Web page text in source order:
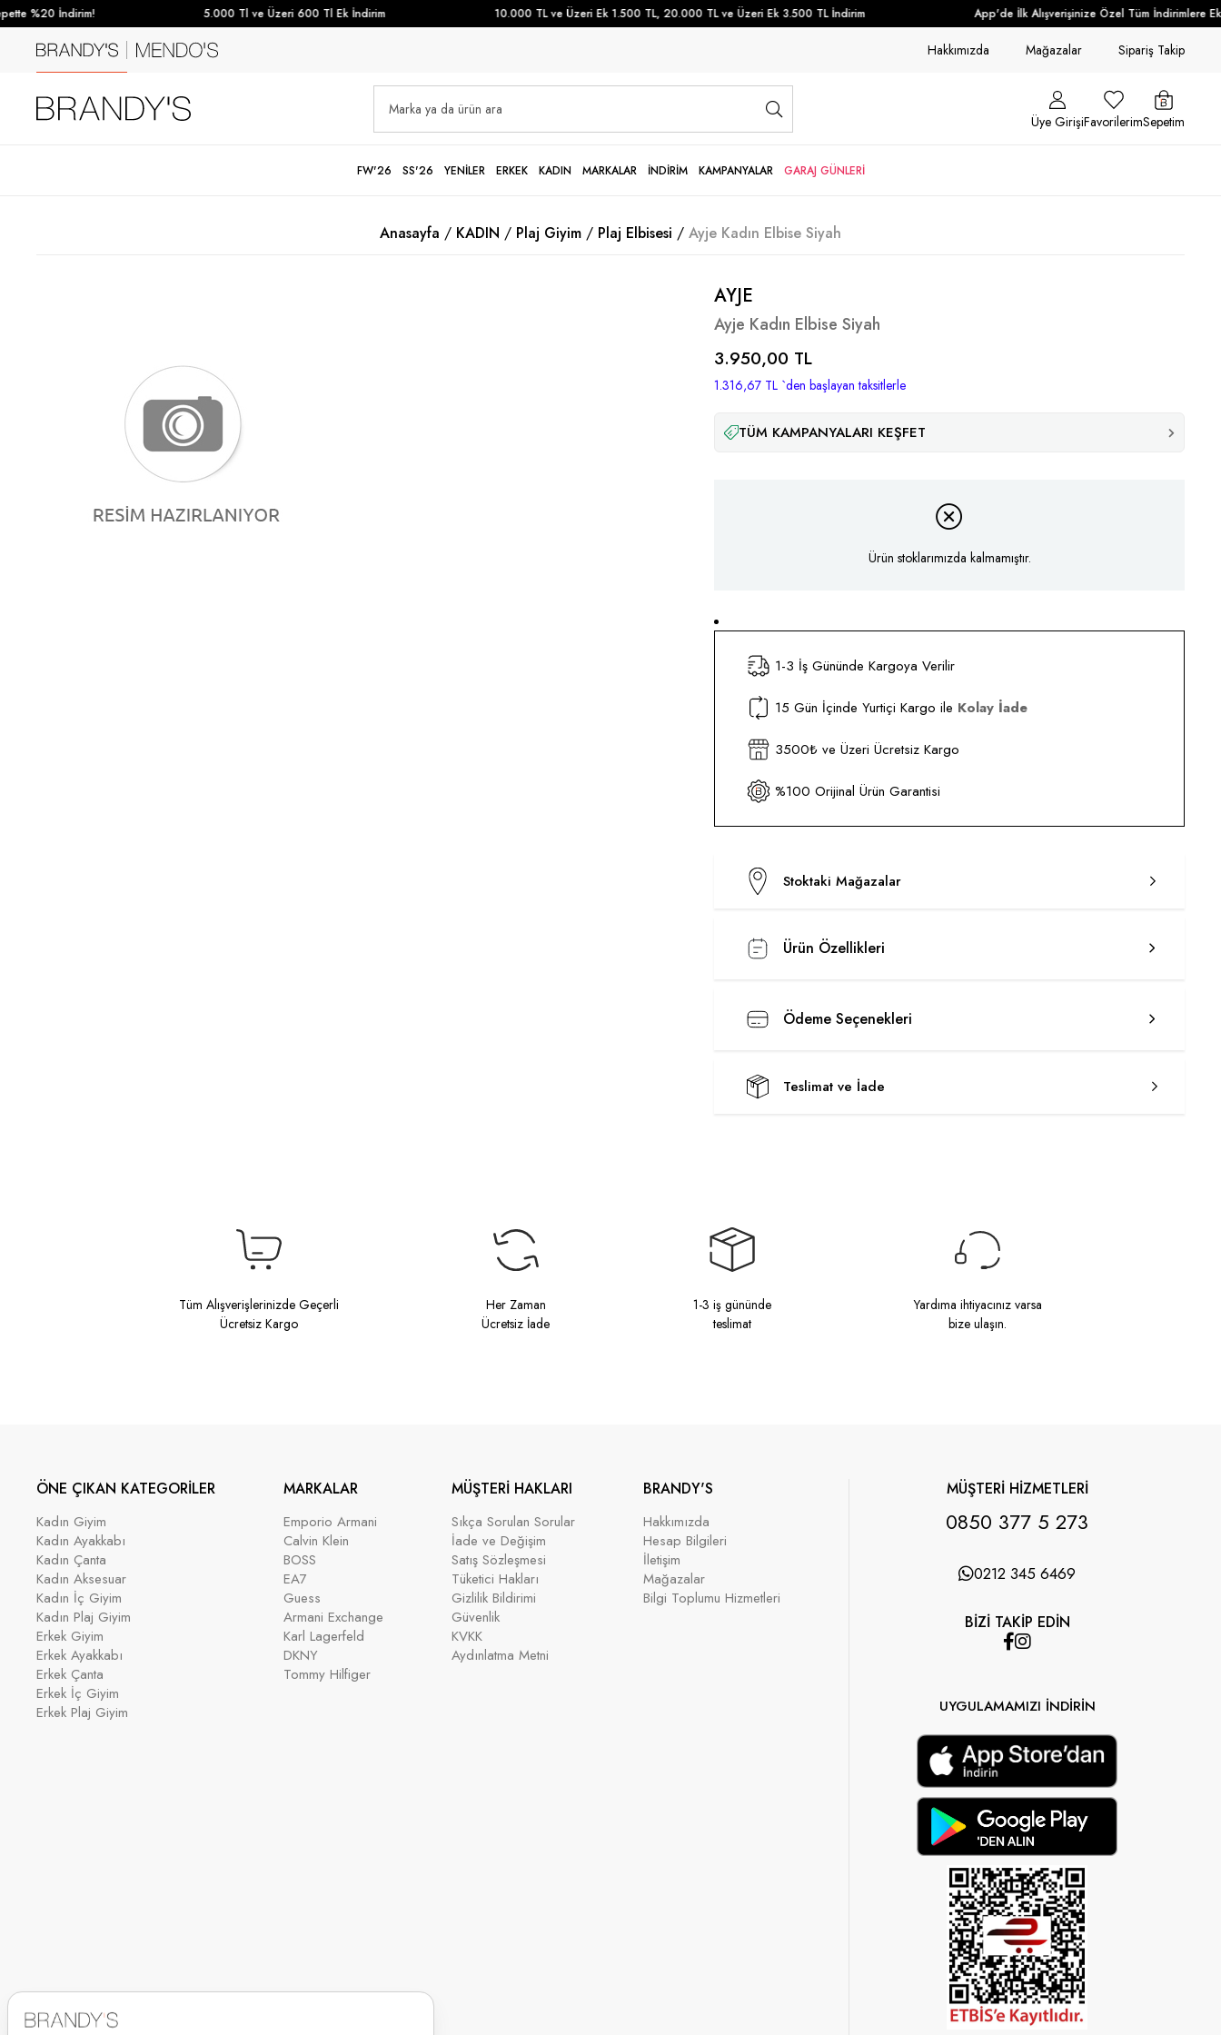
%20 İndirim! 5.000 Tl ve Üzeri 600 Tl Ek İndirim 10.000 TL ve Üzeri Ek 1.500 TL, 20.000 TL ve Üzeri Ek 3.500 TL İndirim App'de İlk Alışverişinize Özel Tüm İndirimlere Ek
Hakkımızda Mağazalar Sipariş Takip
Üye GirişiFavorilerimSepetim
FW'26 SS'26 YENİLER ERKEK KADIN MARKALAR İNDİRİM KAMPANYALAR GARAJ GÜNLERİ
Anasayfa KADIN Plaj Giyim Plaj Elbisesi Ayje Kadın Elbise Siyah
AYJE
Ayje Kadın Elbise Siyah
3.950,00 TL
1.316,67 TL `den başlayan taksitlerle
TÜM KAMPANYALARI KEŞFET
Ürün stoklarımızda kalmamıştır.
1-3 İş Gününde Kargoya Verilir
15 Gün İçinde Yurtiçi Kargo ile Kolay İade
3500₺ ve Üzeri Ücretsiz Kargo
%100 Orijinal Ürün Garantisi
Stoktaki Mağazalar
Ürün Özellikleri
Ödeme Seçenekleri
Teslimat ve İade
Tüm Alışverişlerinizde Geçerli
Ücretsiz Kargo
Her Zaman
Ücretsiz İade
1-3 iş gününde
teslimat
Yardıma ihtiyacınız varsa
bize ulaşın.
ÖNE ÇIKAN KATEGORİLER
Kadın Giyim
Kadın Ayakkabı
Kadın Çanta
Kadın Aksesuar
Kadın İç Giyim
Kadın Plaj Giyim
Erkek Giyim
Erkek Ayakkabı
Erkek Çanta
Erkek İç Giyim
Erkek Plaj Giyim
MARKALAR
Emporio Armani
Calvin Klein
BOSS
EA7
Guess
Armani Exchange
Karl Lagerfeld
DKNY
Tommy Hilfiger
MÜŞTERİ HAKLARI
Sıkça Sorulan Sorular
İade ve Değişim
Satış Sözleşmesi
Tüketici Hakları
Gizlilik Bildirimi
Güvenlik
KVKK
Aydınlatma Metni
BRANDY'S
Hakkımızda
Hesap Bilgileri
İletişim
Mağazalar
Bilgi Toplumu Hizmetleri
MÜŞTERİ HİZMETLERİ
0850 377 5 273
0212 345 6469
BİZİ TAKİP EDİN
UYGULAMAMIZI İNDİRİN